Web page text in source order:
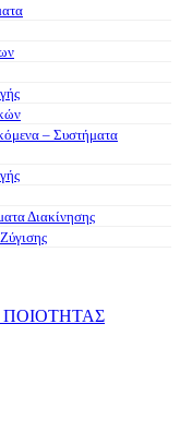
– Συστήματα
Διακίνησης
ΠΟΙΟΤΗΤΑΣ